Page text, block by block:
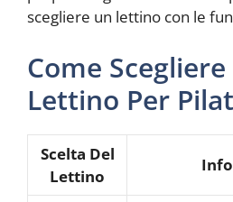
scegliere un lettino con le
Come
Lettino Per
Scelta Del
Lettino